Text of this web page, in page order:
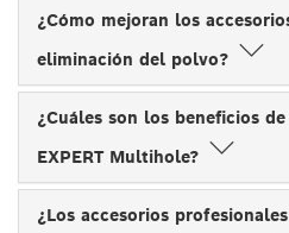
¿Cómo mejoran los
eliminación del polvo?
¿Cuáles son los beneficios
EXPERT Multihole?
¿Los accesorios